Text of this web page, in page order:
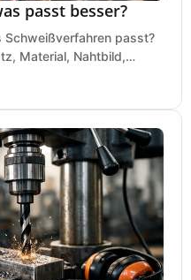
passt besser?
Schweißverfahren passt?
Material, Nahtbild,